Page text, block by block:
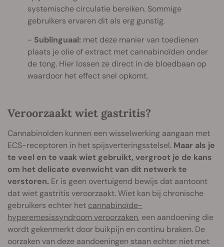
systemische circulatie bereiken. Sommige
gebruikers ervaren dit als erg gunstig.
Sublinguaal: met deze manier van toedienen
plaats je olie of extract met cannabinoïden onder
de tong. Hier lossen ze direct in de bloedbaan op
waardoor het effect snel opkomt.
Veroorzaakt wiet gastritis?
Cannabinoïden kunnen een wisselwerking aangaan met
ECS-receptoren in het spijsverteringsstelsel. Maar als je
te veel en te vaak wiet gebruikt, vergroot je de kans
om het delicate evenwicht van dit netwerk te
verstoren. Er is geen overtuigend bewijs dat aantoont
dat wiet gastritis veroorzaakt. Wiet kan bij chronische
gebruikers echter het cannabinoïde-
hyperemesissyndroom veroorzaken, een aandoening die
wordt gekenmerkt door buikpijn en continu braken. De
oorzaken van deze aandoeningen staan echter niet met